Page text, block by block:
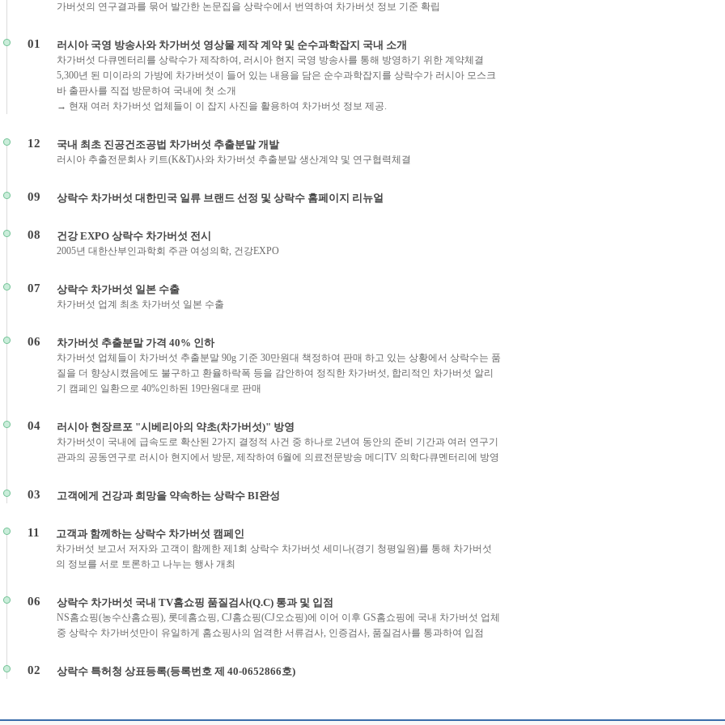
가버섯의 연구결과를 묶어 발간한 논문집을 상락수에서 번역하여 차가버섯 정보 기준 확립
01 러시아 국영 방송사와 차가버섯 영상물 제작 계약 및 순수과학잡지 국내 소개
차가버섯 다큐멘터리를 상락수가 제작하여, 러시아 현지 국영 방송사를 통해 방영하기 위한 계약체결
5,300년 된 미이라의 가방에 차가버섯이 들어 있는 내용을 담은 순수과학잡지를 상락수가 러시아 모스크
바 출판사를 직접 방문하여 국내에 첫 소개
→ 현재 여러 차가버섯 업체들이 이 잡지 사진을 활용하여 차가버섯 정보 제공.
12 국내 최초 진공건조공법 차가버섯 추출분말 개발
러시아 추출전문회사 키트(K&T)사와 차가버섯 추출분말 생산계약 및 연구협력체결
09 상락수 차가버섯 대한민국 일류 브랜드 선정 및 상락수 홈페이지 리뉴얼
08 건강 EXPO 상락수 차가버섯 전시
2005년 대한산부인과학회 주관 여성의학, 건강EXPO
07 상락수 차가버섯 일본 수출
차가버섯 업계 최초 차가버섯 일본 수출
06 차가버섯 추출분말 가격 40% 인하
차가버섯 업체들이 차가버섯 추출분말 90g 기준 30만원대 책정하여 판매 하고 있는 상황에서 상락수는 품
질을 더 향상시켰음에도 불구하고 환율하락폭 등을 감안하여 정직한 차가버섯, 합리적인 차가버섯 알리
기 캠페인 일환으로 40%인하된 19만원대로 판매
04 러시아 현장르포 "시베리아의 약초(차가버섯)" 방영
차가버섯이 국내에 급속도로 확산된 2가지 결정적 사건 중 하나로 2년여 동안의 준비 기간과 여러 연구기
관과의 공동연구로 러시아 현지에서 방문, 제작하여 6월에 의료전문방송 메디TV 의학다큐멘터리에 방영
03 고객에게 건강과 희망을 약속하는 상락수 BI완성
11 고객과 함께하는 상락수 차가버섯 캠페인
차가버섯 보고서 저자와 고객이 함께한 제1회 상락수 차가버섯 세미나(경기 청평일원)를 통해 차가버섯
의 정보를 서로 토론하고 나누는 행사 개최
06 상락수 차가버섯 국내 TV홈쇼핑 품질검사(Q.C) 통과 및 입점
NS홈쇼핑(농수산홈쇼핑), 롯데홈쇼핑, CJ홈쇼핑(CJ오쇼핑)에 이어 이후 GS홈쇼핑에 국내 차가버섯 업체
중 상락수 차가버섯만이 유일하게 홈쇼핑사의 엄격한 서류검사, 인증검사, 품질검사를 통과하여 입점
02 상락수 특허청 상표등록(등록번호 제 40-0652866호)